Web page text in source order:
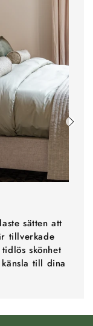
sätten att
tillverkade
skönhet
till dina